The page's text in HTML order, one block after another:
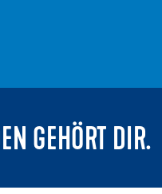
GEHÖRT DIR.